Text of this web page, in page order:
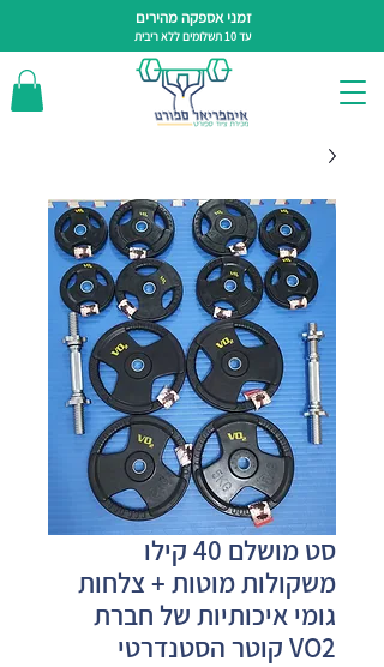
זמני אספקה מהירים
עד 10 תשלומים ללא ריבית
סט מושלם 40 קילו
משקולות מוטות + צלחות
גומי איכותיות של חברת
VO2 קוטר הסטנדרטי